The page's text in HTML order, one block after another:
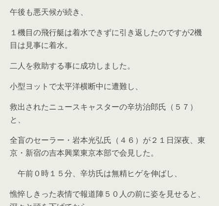
午後も悪天候が続き、
１機目の飛行艇は着水できずに引き返したのですが2機
目は見事に着水。
二人を救助する事に成功しました。
小型ヨットで太平洋横断中に遭難し、
救出されたニュースキャスターの辛坊治郎氏（５７）
と、
全盲のセーラー・岩本光弘氏（４６）が２１日深夜、東
京・新宿の吉本興業東京本部で会見した。
午前０時１５分、辛坊氏は無精ヒゲを伸ばし、
憔悴しきった表情で報道陣５０人の前に姿を見せると、